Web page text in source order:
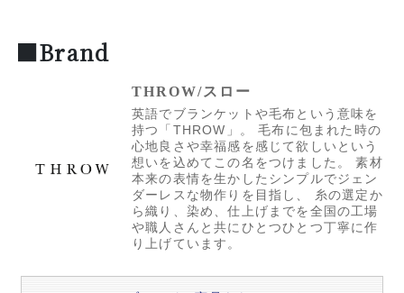
■Brand
THROW/スロー
英語でブランケットや毛布という意味を
持つ「THROW」。 毛布に包まれた時の
心地良さや幸福感を感じて欲しいという
想いを込めてこの名をつけました。 素材
本来の表情を生かしたシンプルでジェン
ダーレスな物作りを目指し、 糸の選定か
ら織り、染め、仕上げまでを全国の工場
や職人さんと共にひとつひとつ丁寧に作
り上げています。